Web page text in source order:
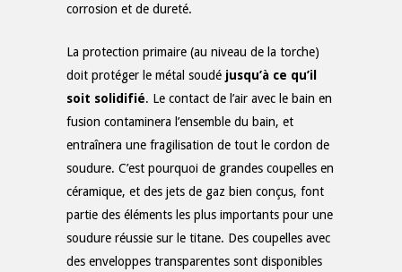
corrosion et de dureté.
La protection primaire (au niveau de la torche)
doit protéger le métal soudé jusqu’à ce qu’il
soit solidifié. Le contact de l’air avec le bain en
fusion contaminera l’ensemble du bain, et
entraînera une fragilisation de tout le cordon de
soudure. C’est pourquoi de grandes coupelles en
céramique, et des jets de gaz bien conçus, font
partie des éléments les plus importants pour une
soudure réussie sur le titane. Des coupelles avec
des enveloppes transparentes sont disponibles